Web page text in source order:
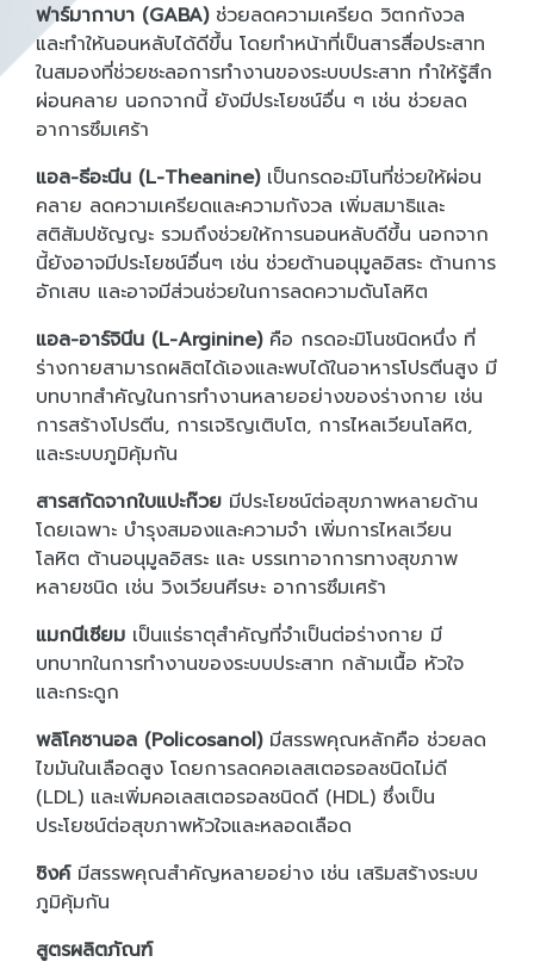
ฟาร์มากาบา (GABA)ช่วยลดความเครียด วิตกกังวล
และทำให้นอนหลับได้ดีขึ้น โดยทำหน้าที่เป็นสารสื่อประสาท
ในสมองที่ช่วยชะลอการทำงานของระบบประสาท ทำให้รู้สึก
ผ่อนคลาย นอกจากนี้ ยังมีประโยชน์อื่น ๆ เช่น ช่วยลด
อาการซึมเศร้า
แอล-ธีอะนีน (L-Theanine)เป็นกรดอะมิโนที่ช่วยให้ผ่อน
คลาย ลดความเครียดและความกังวล เพิ่มสมาธิและ
สติสัมปชัญญะ รวมถึงช่วยให้การนอนหลับดีขึ้น นอกจาก
นี้ยังอาจมีประโยชน์อื่นๆ เช่น ช่วยต้านอนุมูลอิสระ ต้านการ
อักเสบ และอาจมีส่วนช่วยในการลดความดันโลหิต
แอล-อาร์จินีน (L-Arginine)คือ กรดอะมิโนชนิดหนึ่ง ที่
ร่างกายสามารถผลิตได้เองและพบได้ในอาหารโปรตีนสูง มี
บทบาทสำคัญในการทำงานหลายอย่างของร่างกาย เช่น
การสร้างโปรตีน, การเจริญเติบโต, การไหลเวียนโลหิต,
และระบบภูมิคุ้มกัน
สารสกัดจากใบแปะก๊วย มีประโยชน์ต่อสุขภาพหลายด้าน
โดยเฉพาะ บำรุงสมองและความจำ เพิ่มการไหลเวียน
โลหิต ต้านอนุมูลอิสระ และ บรรเทาอาการทางสุขภาพ
หลายชนิด เช่น วิงเวียนศีรษะ อาการซึมเศร้า
แมกนีเซียม เป็นแร่ธาตุสำคัญที่จำเป็นต่อร่างกาย มี
บทบาทในการทำงานของระบบประสาท กล้ามเนื้อ หัวใจ
และกระดูก
พลิโคซานอล (Policosanol)มีสรรพคุณหลักคือ ช่วยลด
ไขมันในเลือดสูง โดยการลดคอเลสเตอรอลชนิดไม่ดี
(LDL) และเพิ่มคอเลสเตอรอลชนิดดี (HDL) ซึ่งเป็น
ประโยชน์ต่อสุขภาพหัวใจและหลอดเลือด
ซิงค์มีสรรพคุณสำคัญหลายอย่าง เช่น เสริมสร้างระบบ
ภูมิคุ้มกัน
สูตรผลิตภัณฑ์